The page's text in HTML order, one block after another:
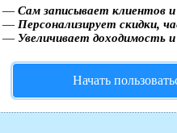
— Сам записывает клиентов
— Персонализирует скидки,
— Увеличивает доходимость
Начать